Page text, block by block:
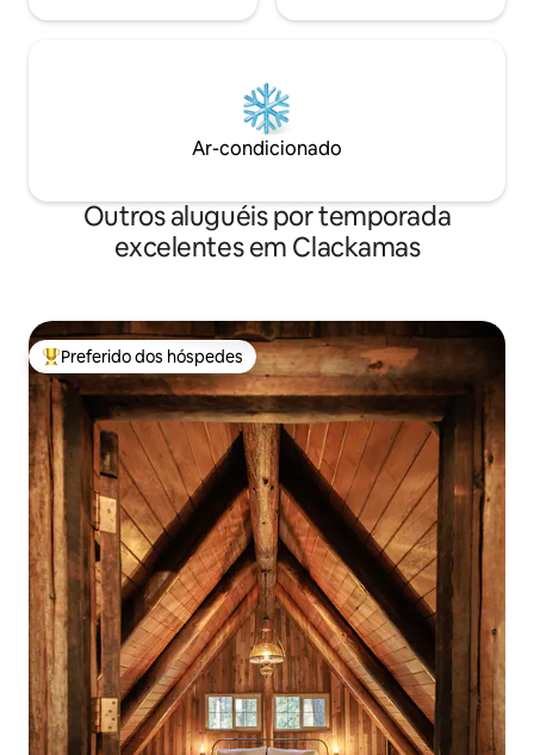
Ar-condicionado
Outros aluguéis por temporada
excelentes em Clackamas
Entre os melhores preferidos dos hóspedes
Preferido dos hóspedes